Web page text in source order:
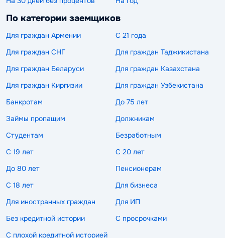
По категории заемщиков
Для граждан Армении
С 21 года
Для граждан СНГ
Для граждан Таджикистана
Для граждан Беларуси
Для граждан Казахстана
Для граждан Киргизии
Для граждан Узбекистана
Банкротам
До 75 лет
Займы пропащим
Должникам
Студентам
Безработным
С 19 лет
С 20 лет
До 80 лет
Пенсионерам
С 18 лет
Для бизнеса
Для иностранных граждан
Для ИП
Без кредитной истории
С просрочками
С плохой кредитной историей